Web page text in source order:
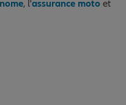
, l'assurance moto et